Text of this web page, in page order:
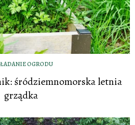
OGRODU
śródziemnomorska letnia
grządka